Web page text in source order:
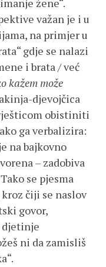
žene“.
važan je i u
na primjer u
gdje se nalazi
i brata / već
kažem može
djevojčica
obistiniti
ga verbalizira:
na bajkovno
– zadobiva
se pjesma
čiji se naslov
govor,
ni da zamisliš